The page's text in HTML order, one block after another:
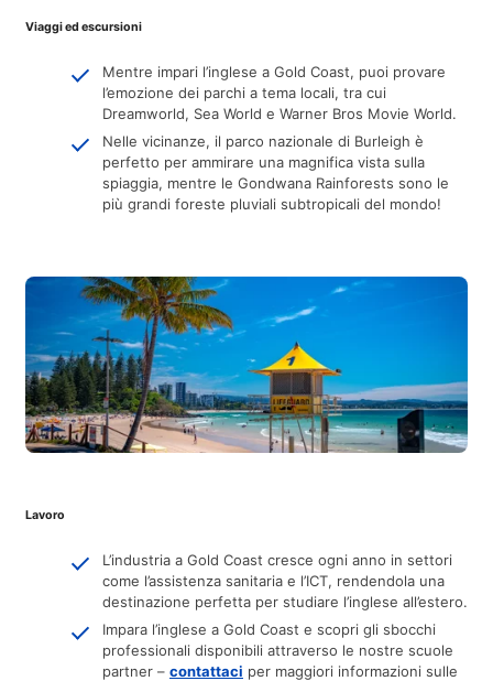
Viaggi ed escursioni
Mentre impari l’inglese a Gold Coast, puoi provare
l’emozione dei parchi a tema locali, tra cui
Dreamworld, Sea World e Warner Bros Movie World.
Nelle vicinanze, il parco nazionale di Burleigh è
perfetto per ammirare una magnifica vista sulla
spiaggia, mentre le Gondwana Rainforests sono le
più grandi foreste pluviali subtropicali del mondo!
Lavoro
L’industria a Gold Coast cresce ogni anno in settori
come l’assistenza sanitaria e l’ICT, rendendola una
destinazione perfetta per studiare l’inglese all’estero.
Impara l’inglese a Gold Coast e scopri gli sbocchi
professionali disponibili attraverso le nostre scuole
partner – contattaci per maggiori informazioni sulle